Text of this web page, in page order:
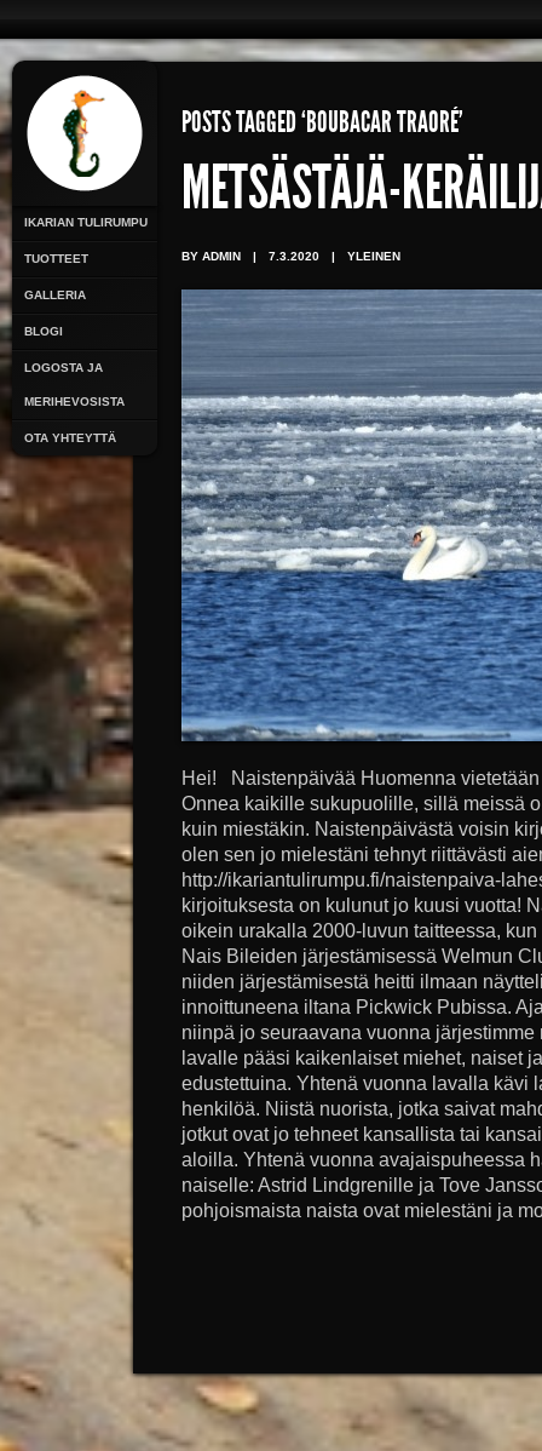
IKARIAN TULIRUMPU
TUOTTEET
GALLERIA
BLOGI
LOGOSTA JA
MERIHEVOSISTA
OTA YHTEYTTÄ
POSTS TAGGED ‘BOUBACAR TRAORÉ’
METSÄSTÄJÄ-
BY ADMIN | 7.3.2020 | YLEINEN
Hei! Naistenpäivää Huomenna
Onnea kaikille sukupuolille, sillä meissä
kuin miestäkin. Naistenpäivästä voisin
olen sen jo mielestäni tehnyt riittävästi
http://ikariantulirumpu.fi/naistenpaiva-
kirjoituksesta on kulunut jo kuusi vuotta!
oikein urakalla 2000-luvun taitteessa,
Nais Bileiden järjestämisessä Welmun
niiden järjestämisestä heitti ilmaan
innoittuneena iltana Pickwick Pubissa.
niinpä jo seuraavana vuonna
lavalle pääsi kaikenlaiset miehet, naiset
edustettuina. Yhtenä vuonna lavalla kävi
henkilöä. Niistä nuorista, jotka saivat
jotkut ovat jo tehneet kansallista tai
aloilla. Yhtenä vuonna avajaispuheessa
naiselle: Astrid Lindgrenille ja Tove
pohjoismaista naista ovat mielestäni ja